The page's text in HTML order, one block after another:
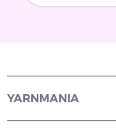
YARNMANIA